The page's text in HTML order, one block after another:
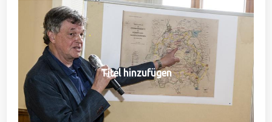
Titel hinzufügen